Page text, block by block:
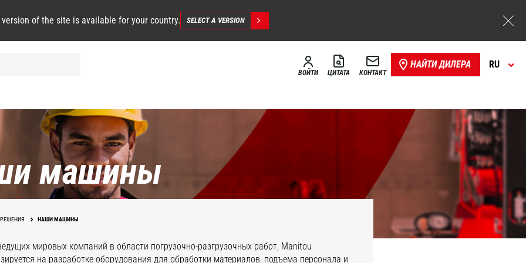
version of the site is available for your country. SELECT A VERSION
ВОЙТИ ЦИТАТА КОНТАКТ
НАЙТИ ДИЛЕРА RU
машины
РЕШЕНИЯ НАШИ МАШИНЫ
мировых компаний в области погрузочно-разгрузочных работ, Manitou
на разработке оборудования для обработки материалов, подъема персонала и